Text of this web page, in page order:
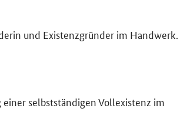
und Existenzgründer im Handwerk.
selbstständigen Vollexistenz im